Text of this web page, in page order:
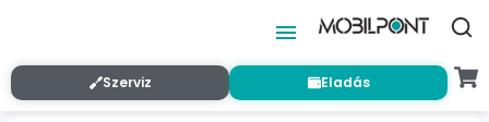
Szerviz Eladás